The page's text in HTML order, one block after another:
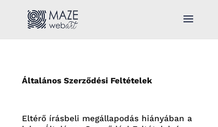
Általános Szerződési Feltételek
Eltérő írásbeli megállapodás hiányában a